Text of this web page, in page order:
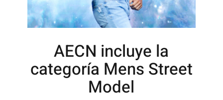
AECN incluye la
categoría Mens Street
Model